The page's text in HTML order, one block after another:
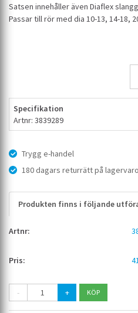
Satsen innehåller även Diaflex
Passar till rör med dia 10-13, 14-18,
Specifikation
Artnr: 3839289
Trygg e-handel
180 dagars returrätt på
Produkten finns i följande
- +